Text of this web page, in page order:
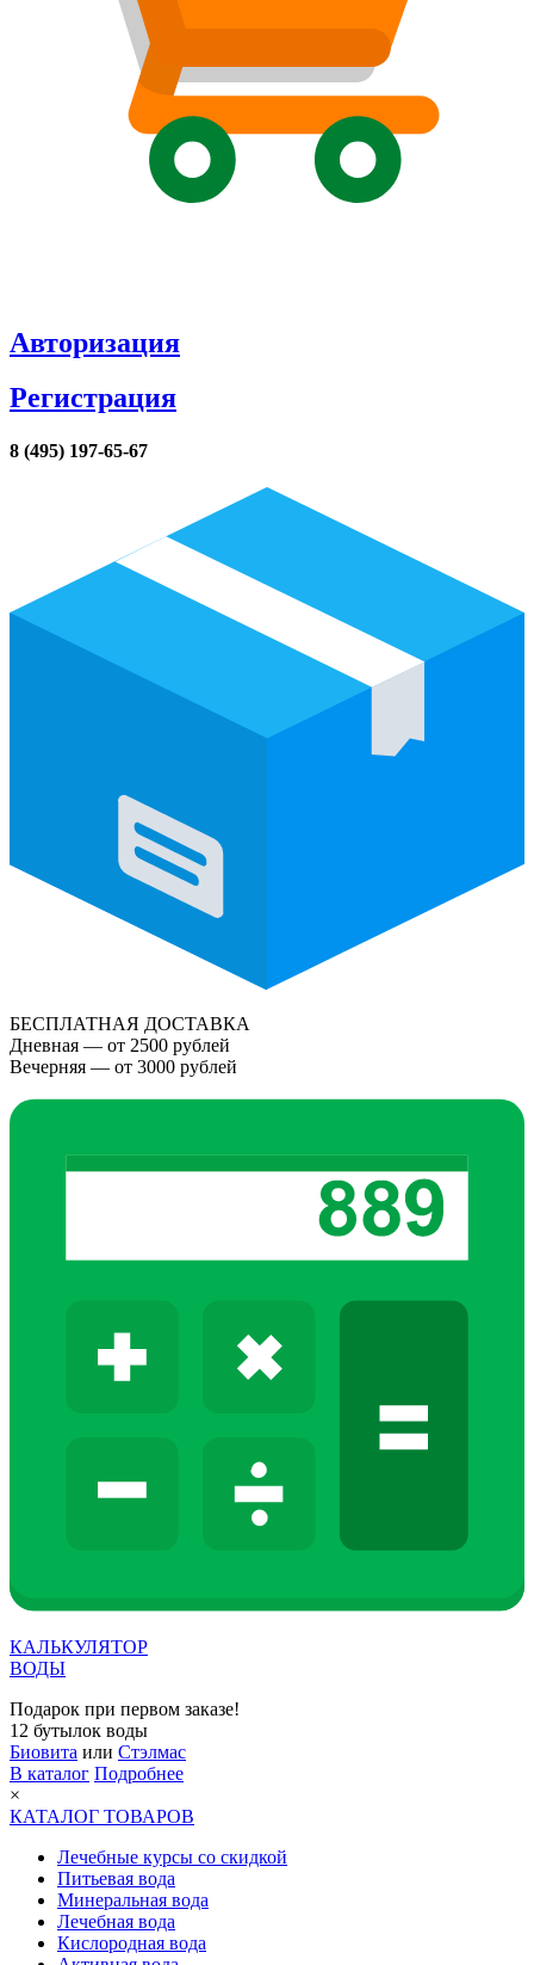
Авторизация
Регистрация
8 (495) 197-65-67
БЕСПЛАТНАЯ ДОСТАВКА
Дневная — от 2500 рублей
Вечерняя — от 3000 рублей
КАЛЬКУЛЯТОР
ВОДЫ
Подарок при первом заказе!
12 бутылок воды
Биовита или Стэлмас
В каталог Подробнее
×
КАТАЛОГ ТОВАРОВ
Лечебные курсы со скидкой
Питьевая вода
Минеральная вода
Лечебная вода
Кислородная вода